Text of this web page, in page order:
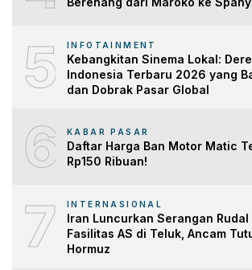
5 INFOTAINMENT
Kebangkitan Sinema Lokal:
Indonesia Terbaru 2026 yang
dan Dobrak Pasar Global
6 KABAR PASAR
Daftar Harga Ban Motor Matic
Rp150 Ribuan!
7 INTERNASIONAL
Iran Luncurkan Serangan Rudal
Fasilitas AS di Teluk, Ancam
Hormuz